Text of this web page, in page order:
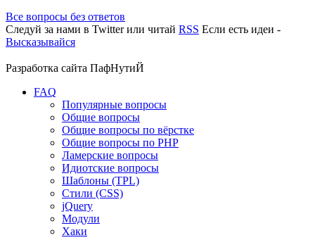
Все вопросы без ответов
Следуй за нами в Twitterили читай RSS Если есть идеи -
Высказывайся
Разработка сайта ПафНутиЙ
FAQ
Популярные вопросы
Общие вопросы
Общие вопросы по вёрстке
Общие вопросы по PHP
Ламерские вопросы
Идиотские вопросы
Шаблоны (TPL)
Стили (CSS)
jQuery
Модули
Хаки